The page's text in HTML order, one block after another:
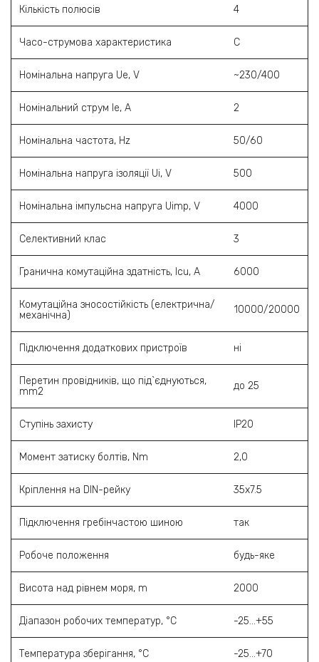
Кількість полюсів 4
Часо-струмова характеристика С
Номінальна напруга Ue, V ~230/400
Номінальний струм Ie, A 2
Номінальна частота, Hz 50/60
Номінальна напруга ізоляції Ui, V 500
Номінальна імпульсна напруга Uimp, V 4000
Селективний клас 3
Гранична комутаційна здатність, Icu, A 6000
Комутаційна зносостійкість (електрична/
механічна)
10000/20000
Підключення додаткових пристроїв ні
Перетин провідників, що під`єднуються,
mm2
до 25
Ступінь захисту ІР20
Момент затиску болтів, Nm 2,0
Кріплення на DIN-рейку 35х7.5
Підключення гребінчастою шиною так
Робоче положення будь-яке
Висота над рівнем моря, m 2000
Діапазон робочих температур, °C -25…+55
Температура зберігання, °C -25…+70